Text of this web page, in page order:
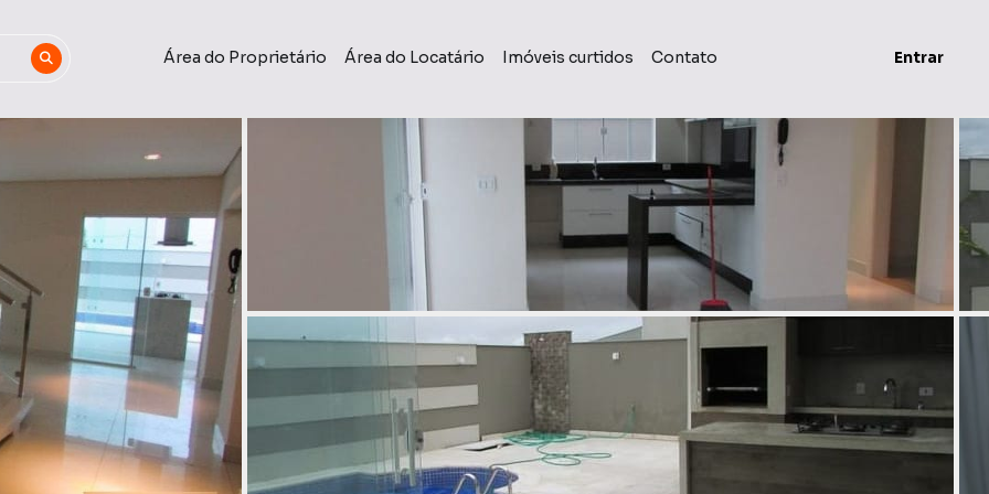
Área do Proprietário Área do Locatário Imóveis curtidos Contato Entrar